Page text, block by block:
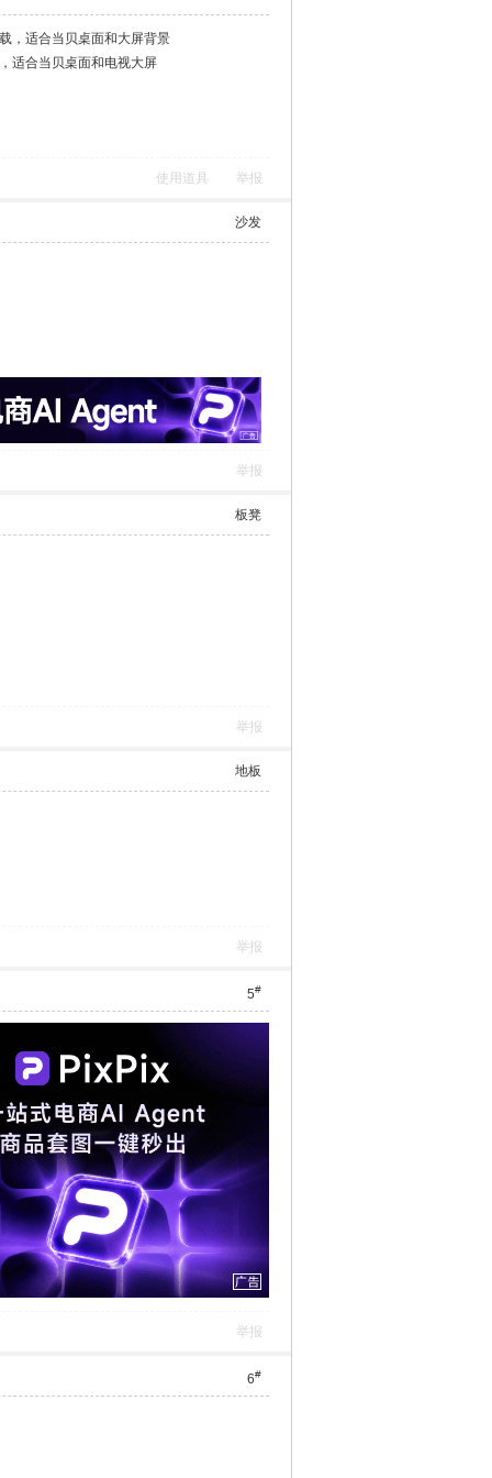
，适合当贝桌面和大屏背景
适合当贝桌面和电视大屏
使用道具 举报
沙发
举报
板凳
举报
地板
举报
5#
举报
6#